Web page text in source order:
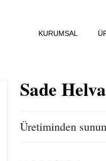
KURUMSAL
Sade Helva
Üretiminden